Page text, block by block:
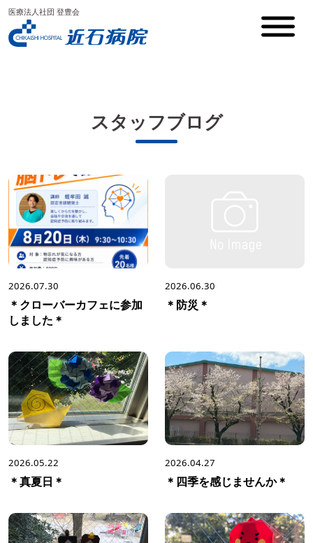
医療法人社団 登豊会
スタッフブログ
2026.07.30
＊クローバーカフェに参加
しました＊
2026.06.30
＊防災＊
2026.05.22
＊真夏日＊
2026.04.27
＊四季を感じませんか＊